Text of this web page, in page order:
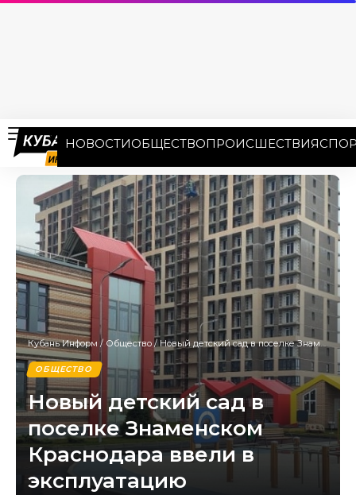
НОВОСТИОБЩЕСТВОПРОИСШЕСТВИЯ
Кубань Информ / Общество /Новый детский сад в поселке Знаменском Краснодара ввели в эксплуатацию
ОБЩЕСТВО
Новый детский сад в
поселке Знаменском
Краснодара ввели в
эксплуатацию